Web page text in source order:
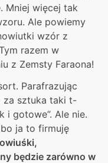
Mniej więcej tak
Ale powiemy
wzór z
razem w
z Zemsty Faraona!
Parafrazując
za sztuka taki t-
i gotowe”. Ale nie.
bo ja to firmuję
będzie zarówno w